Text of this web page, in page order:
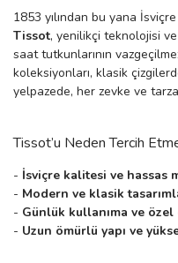
1853 yılından bu yana
Tissot, yenilikçi teknolojisi ve
saat tutkunlarının
koleksiyonları, klasik
yelpazede, her zevke ve
Tissot’u Neden Tercih
- İsviçre kalitesi ve hassas
- Modern ve klasik
- Günlük kullanıma ve
- Uzun ömürlü yapı ve